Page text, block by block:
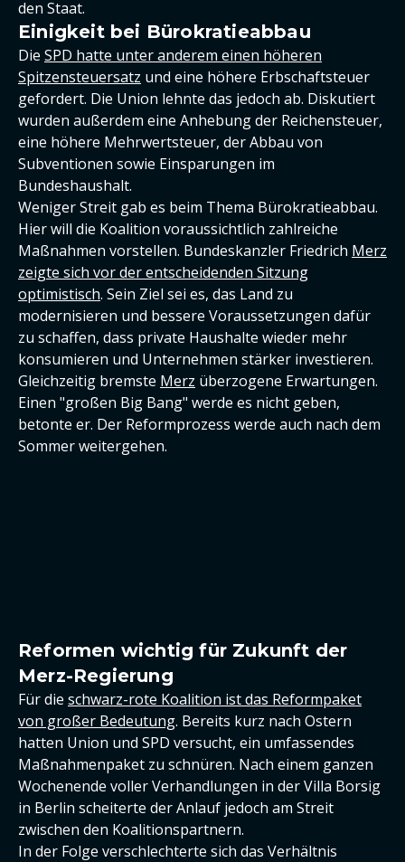
den Staat.
Einigkeit bei Bürokratieabbau
Die SPD hatte unter anderem einen höheren
Spitzensteuersatz und eine höhere Erbschaftsteuer
gefordert. Die Union lehnte das jedoch ab. Diskutiert
wurden außerdem eine Anhebung der Reichensteuer,
eine höhere Mehrwertsteuer, der Abbau von
Subventionen sowie Einsparungen im
Bundeshaushalt.
Weniger Streit gab es beim Thema Bürokratieabbau.
Hier will die Koalition voraussichtlich zahlreiche
Maßnahmen vorstellen. Bundeskanzler Friedrich Merz
zeigte sich vor der entscheidenden Sitzung
optimistisch. Sein Ziel sei es, das Land zu
modernisieren und bessere Voraussetzungen dafür
zu schaffen, dass private Haushalte wieder mehr
konsumieren und Unternehmen stärker investieren.
Gleichzeitig bremste Merz überzogene Erwartungen.
Einen "großen Big Bang" werde es nicht geben,
betonte er. Der Reformprozess werde auch nach dem
Sommer weitergehen.
Reformen wichtig für Zukunft der
Merz-Regierung
Für die schwarz-rote Koalition ist das Reformpaket
von großer Bedeutung. Bereits kurz nach Ostern
hatten Union und SPD versucht, ein umfassendes
Maßnahmenpaket zu schnüren. Nach einem ganzen
Wochenende voller Verhandlungen in der Villa Borsig
in Berlin scheiterte der Anlauf jedoch am Streit
zwischen den Koalitionspartnern.
In der Folge verschlechterte sich das Verhältnis